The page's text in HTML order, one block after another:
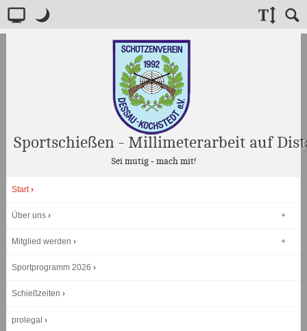
Nachricht
Willkommen!
einen
empfehlen
ihnen,
"Voller
Zugriff" .
modus
layout
modus
Schriftgröße:
Sportschießen - Millimeterarbeit auf
Sei mutig - mach mit!
Hauptmenü
Start
Über uns
Mitglied werden
Sportprogramm 2026
Schießzeiten
prolegal